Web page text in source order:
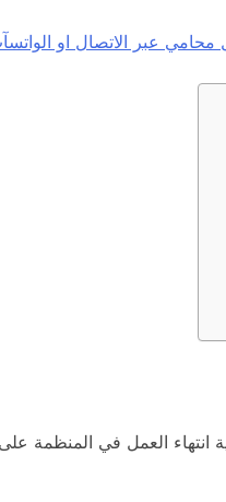
العمل في المنظمة